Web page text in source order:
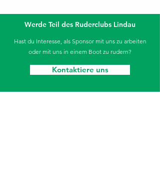
Werde Teil des Ruderclubs Lindau
Hast du Interesse, als Sponsor mit uns zu arbeiten
oder mit uns in einem Boot zu rudern?
Kontaktiere uns